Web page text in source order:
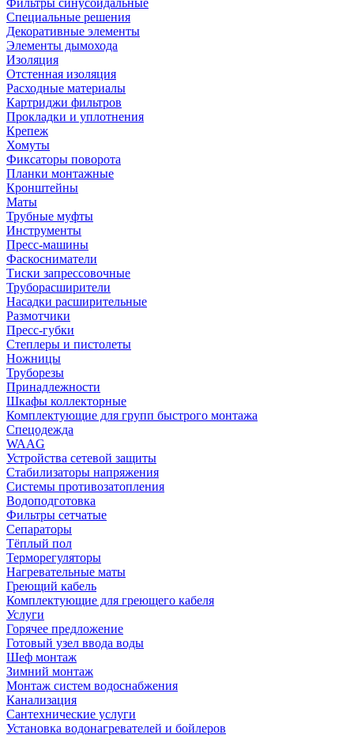
Фильтры синусоидальные
Специальные решения
Декоративные элементы
Элементы дымохода
Изоляция
Отстенная изоляция
Расходные материалы
Картриджи фильтров
Прокладки и уплотнения
Крепеж
Хомуты
Фиксаторы поворота
Планки монтажные
Кронштейны
Маты
Трубные муфты
Инструменты
Пресс-машины
Фаскосниматели
Тиски запрессовочные
Труборасширители
Насадки расширительные
Размотчики
Пресс-губки
Степлеры и пистолеты
Ножницы
Труборезы
Принадлежности
Шкафы коллекторные
Комплектующие для групп быстрого монтажа
Спецодежда
WAAG
Устройства сетевой защиты
Стабилизаторы напряжения
Системы противозатопления
Водоподготовка
Фильтры сетчатые
Сепараторы
Тёплый пол
Терморегуляторы
Нагревательные маты
Греющий кабель
Комплектующие для греющего кабеля
Услуги
Горячее предложение
Готовый узел ввода воды
Шеф монтаж
Зимний монтаж
Монтаж систем водоснабжения
Канализация
Сантехнические услуги
Установка водонагревателей и бойлеров